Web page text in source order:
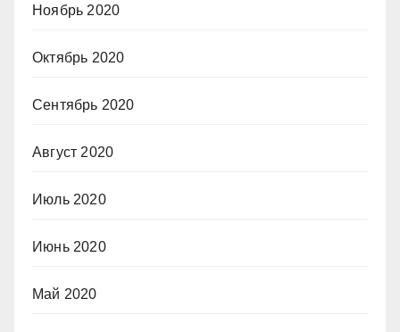
Ноябрь 2020
Октябрь 2020
Сентябрь 2020
Август 2020
Июль 2020
Июнь 2020
Май 2020